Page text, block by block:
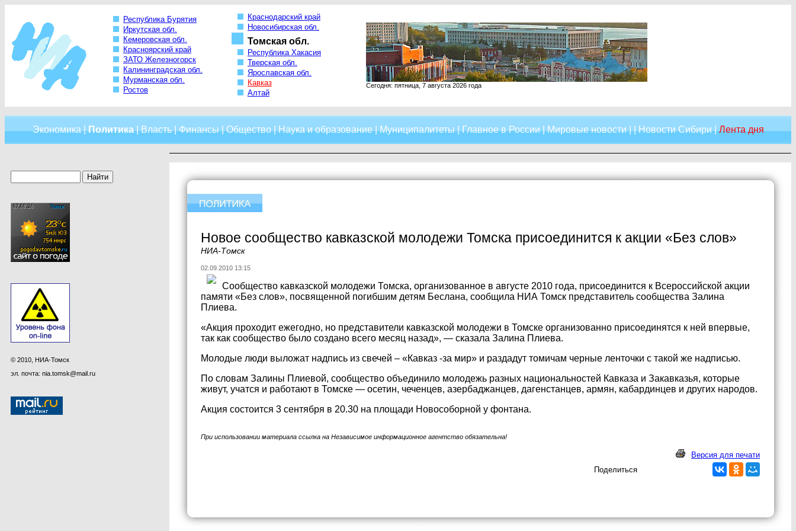
Республика Бурятия
Иркутская обл.
Кемеровская обл.
Красноярский край
ЗАТО Железногорск
Калининградская обл.
Мурманская обл.
Ростов
Краснодарский край
Новосибирская обл.
Томская обл.
Республика Хакасия
Тверская обл.
Ярославская обл.
Кавказ
Алтай
Сегодня: пятница, 7 августа 2026 года
Экономика|Политика|Власть|Финансы|Общество|Наука и образование|Муниципалитеты|Главное в России|Мировые новости| |Новости Сибири|Лента дня
© 2010, НИА-Томск
эл. почта: nia.tomsk@mail.ru
Новое сообщество кавказской молодежи Томска присоединится к акции «Без слов»
НИА-Томск
02.09.2010 13:15
Сообщество кавказской молодежи Томска, организованное в августе 2010 года, присоединится к Всероссийской акции
памяти «Без слов», посвященной погибшим детям Беслана, сообщила НИА Томск представитель сообщества Залина
Плиева.
«Акция проходит ежегодно, но представители кавказской молодежи в Томске организованно присоединятся к ней впервые,
так как сообщество было создано всего месяц назад», — сказала Залина Плиева.
Молодые люди выложат надпись из свечей – «Кавказ -за мир» и раздадут томичам черные ленточки с такой же надписью.
По словам Залины Плиевой, сообщество объединило молодежь разных национальностей Кавказа и Закавказья, которые
живут, учатся и работают в Томске — осетин, чеченцев, азербаджанцев, дагенстанцев, армян, кабардинцев и других народов.
Акция состоится 3 сентября в 20.30 на площади Новособорной у фонтана.
При использовании материала ссылка на Независимое информационное агентство обязательна!
Версия для печати
Поделиться